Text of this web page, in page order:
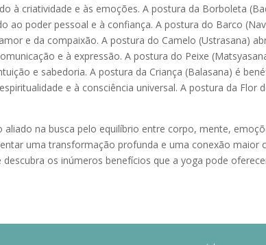
à criatividade e às emoções. A postura da Borboleta
ao poder pessoal e à confiança. A postura do Barco
e da compaixão. A postura do Camelo (Ustrasana)
e à expressão. A postura do Peixe
e sabedoria. A postura da Criança (Balasana) é
e à consciência universal. A postura da
na busca pelo equilíbrio entre corpo, mente,
uma transformação profunda e uma conexão maior
descubra os inúmeros benefícios que a yoga pode